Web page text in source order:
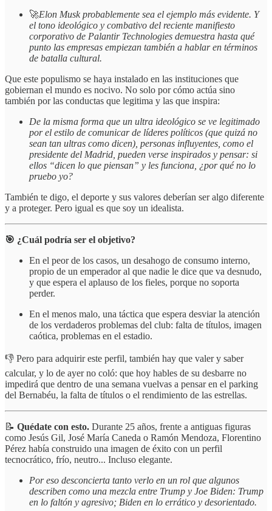
🚀Elon Musk probablemente sea el ejemplo más evidente. Y
el tono ideológico y combativo del reciente manifiesto
corporativo de Palantir Technologies demuestra hasta qué
punto las empresas empiezan también a hablar en términos
de batalla cultural.
Que este populismo se haya instalado en las instituciones que
gobiernan el mundo es nocivo. No solo por cómo actúa sino
también por las conductas que legitima y las que inspira:
De la misma forma que un ultra ideológico se ve legitimado
por el estilo de comunicar de líderes políticos (que quizá no
sean tan ultras como dicen), personas influyentes, como el
presidente del Madrid, pueden verse inspirados y pensar: si
ellos “dicen lo que piensan” y les funciona, ¿por qué no lo
pruebo yo?
También te digo, el deporte y sus valores deberían ser algo diferente
y a proteger. Pero igual es que soy un idealista.
🎯 ¿Cuál podría ser el objetivo?
En el peor de los casos, un desahogo de consumo interno,
propio de un emperador al que nadie le dice que va desnudo,
y que espera el aplauso de los fieles, porque no soporta
perder.
En el menos malo, una táctica que espera desviar la atención
de los verdaderos problemas del club: falta de títulos, imagen
caótica, problemas en el estadio.
👎 Pero para adquirir este perfil, también hay que valer y saber
calcular, y lo de ayer no coló: que hoy hables de su desbarre no
impedirá que dentro de una semana vuelvas a pensar en el parking
del Bernabéu, la falta de títulos o el rendimiento de las estrellas.
📝 Quédate con esto. Durante 25 años, frente a antiguas figuras
como Jesús Gil, José María Caneda o Ramón Mendoza, Florentino
Pérez había construido una imagen de éxito con un perfil
tecnocrático, frío, neutro... Incluso elegante.
Por eso desconcierta tanto verlo en un rol que algunos
describen como una mezcla entre Trump y Joe Biden: Trump
en lo faltón y agresivo; Biden en lo errático y desorientado.